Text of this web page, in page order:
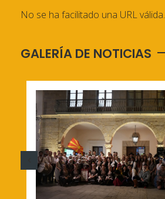
No se ha facilitado una URL válida.
GALERÍA DE NOTICIAS